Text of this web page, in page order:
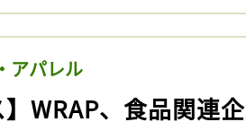
アパレル
】WRAP、食品関連